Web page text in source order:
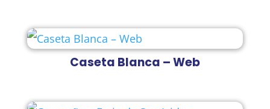
Caseta Blanca – Web